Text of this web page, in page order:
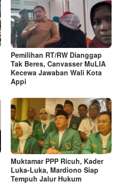
Pemilihan RT/RW Dianggap
Tak Beres, Canvasser MuLIA
Kecewa Jawaban Wali Kota
Appi
Muktamar PPP Ricuh, Kader
Luka-Luka, Mardiono Siap
Tempuh Jalur Hukum